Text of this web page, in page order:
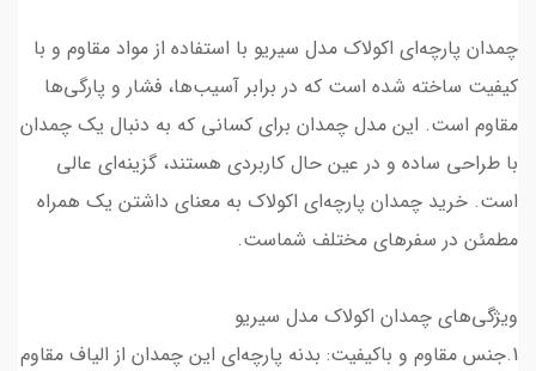
چمدان پارچه‌ای اکولاک مدل سیریو با استفاده از مواد مقاوم و با
کیفیت ساخته شده است که در برابر آسیب‌ها، فشار و پارگی‌ها
مقاوم است. این مدل چمدان برای کسانی که به دنبال یک چمدان
با طراحی ساده و در عین حال کاربردی هستند، گزینه‌ای عالی
است. خرید چمدان پارچه‌ای اکولاک به معنای داشتن یک همراه
مطمئن در سفرهای مختلف شماست.
ویژگی‌های چمدان اکولاک مدل سیریو
1.جنس مقاوم و باکیفیت: بدنه پارچه‌ای این چمدان از الیاف مقاوم